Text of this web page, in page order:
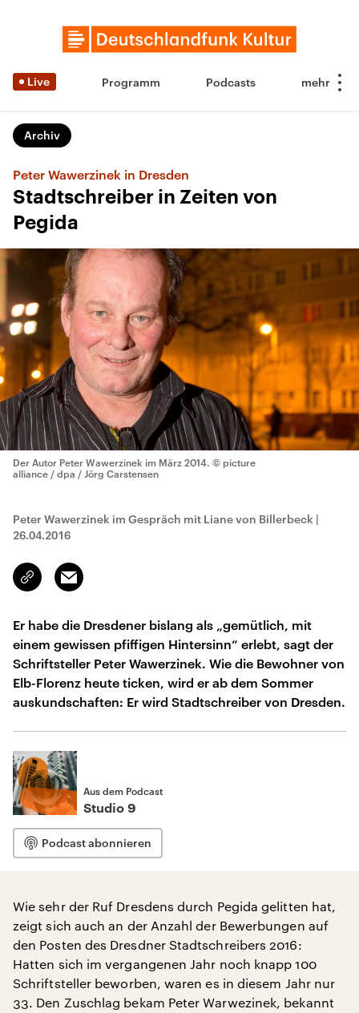
Live Programm Podcasts
Archiv
Peter Wawerzinek in Dresden
Stadtschreiber in Zeiten von
Pegida
Der Autor Peter Wawerzinek im März 2014. © picture
alliance / dpa / Jörg Carstensen
Peter Wawerzinek im Gespräch mit Liane von Billerbeck |
26.04.2016
Link
kopieren/teilen
Email
Er habe die Dresdener bislang als „gemütlich, mit
einem gewissen pfiffigen Hintersinn“ erlebt, sagt der
Schriftsteller Peter Wawerzinek. Wie die Bewohner von
Elb-Florenz heute ticken, wird er ab dem Sommer
auskundschaften: Er wird Stadtschreiber von Dresden.
Aus dem Podcast
Studio 9
Podcast abonnieren
Wie sehr der Ruf Dresdens durch Pegida gelitten hat,
zeigt sich auch an der Anzahl der Bewerbungen auf
den Posten des Dresdner Stadtschreibers 2016:
Hatten sich im vergangenen Jahr noch knapp 100
Schriftsteller beworben, waren es in diesem Jahr nur
33. Den Zuschlag bekam Peter Warwezinek, bekannt